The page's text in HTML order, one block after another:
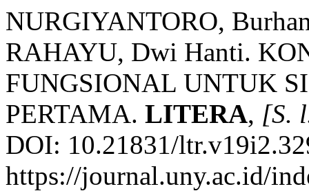
NURGIYANTORO,
RAHAYU, Dwi Hanti.
FUNGSIONAL UNTUK
PERTAMA. LITERA, [S.
DOI: 10.21831/
https://journal.uny.ac.id/